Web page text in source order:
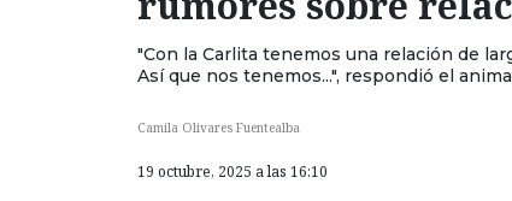
"Con la Carlita tenemos una relación de
Así que nos tenemos...", respondió el
Camila Olivares Fuentealba
19 octubre, 2025 a las 16:10